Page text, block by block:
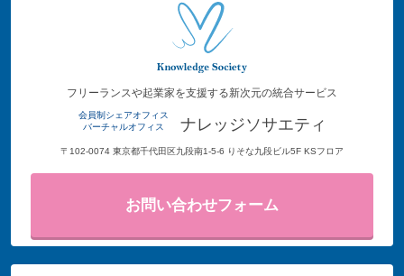
フリーランスや起業家を支援する新次元の統合サービス
会員制シェアオフィス
バーチャルオフィス
ナレッジソサエティ
〒102-0074 東京都千代田区九段南1-5-6 りそな九段ビル5F KSフロア
お問い合わせフォーム